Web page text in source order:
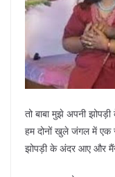
तो बाबा मुझे अपनी
हम दोनों खुले जंगल में एक
झोपड़ी के अंदर आए और मैंने